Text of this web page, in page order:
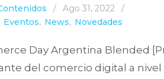
/ Ago 31, 2022
/
Eventos, News, Novedades
Day Argentina Blended
del comercio digital a nivel